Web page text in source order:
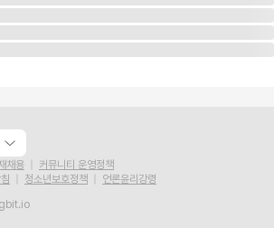
채용
커뮤니티 운영정책
청소년보호정책
언론윤리강령